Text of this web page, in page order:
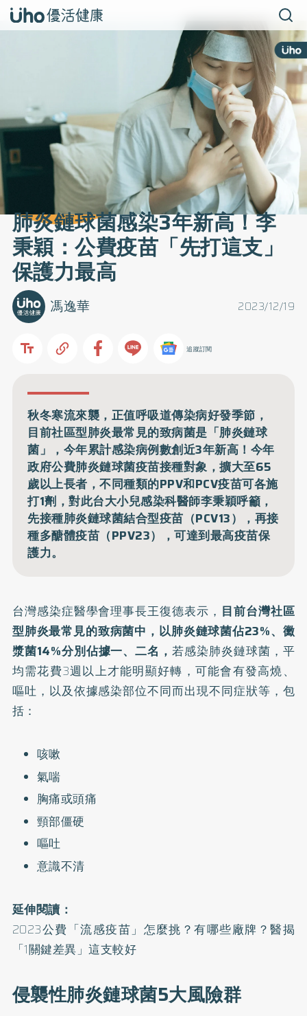
肺炎鏈球菌感染3年新高！李
秉穎：公費疫苗「先打這支」
保護力最高
2023/12/19
馮逸華
追蹤訂閱
秋冬寒流來襲，正值呼吸道傳染病好發季節，
目前社區型肺炎最常見的致病菌是「肺炎鏈球
菌」，今年累計感染病例數創近3年新高！今年
政府公費肺炎鏈球菌疫苗接種對象，擴大至65
歲以上長者，不同種類的PPV和PCV疫苗可各施
打1劑，對此台大小兒感染科醫師李秉穎呼籲，
先接種肺炎鏈球菌結合型疫苗（PCV13），再接
種多醣體疫苗（PPV23），可達到最高疫苗保
護力。
台灣感染症醫學會理事長王復德表示， 目前台灣社區
型肺炎最常見的致病菌中，以肺炎鏈球菌佔23%、黴
漿菌14%分別佔據一、二名，若感染肺炎鏈球菌，平
均需花費3週以上才能明顯好轉，可能會有發高燒、
嘔吐，以及依據感染部位不同而出現不同症狀等，包
括：
咳嗽
氣喘
胸痛或頭痛
頸部僵硬
嘔吐
意識不清
延伸閱讀：
2023公費「流感疫苗」怎麼挑？有哪些廠牌？醫揭
「1關鍵差異」這支較好
侵襲性肺炎鏈球菌5大風險群